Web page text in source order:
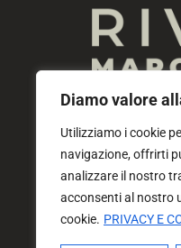
Diamo valore
Utilizziamo i cookie
navigazione, offrirti
analizzare il nostro
acconsenti al nostro
cookie. PRIVACY E
Nel cuore di
eleganza e
dare vita ad